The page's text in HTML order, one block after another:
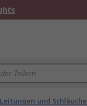
und Schläuche